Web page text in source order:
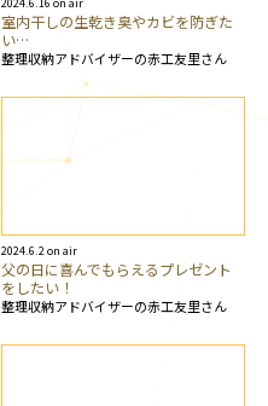
室内干しの生乾き臭やカビを防ぎた
い…
整理収納アドバイザーの赤工友里さん
2024.6.2 on air
父の日に喜んでもらえるプレゼント
をしたい！
整理収納アドバイザーの赤工友里さん